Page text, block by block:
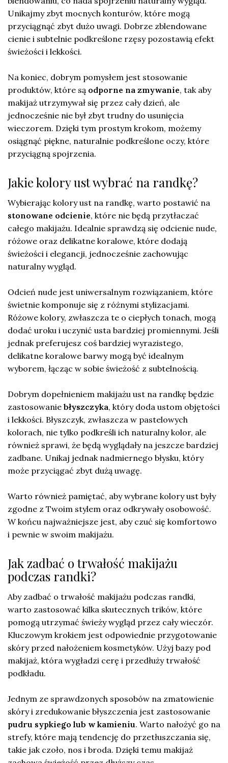
Unikajmy zbyt mocnych konturów, które mogą
przyciągnąć zbyt dużo uwagi. Dobrze zblendowane
cienie i subtelnie podkreślone rzęsy pozostawią efekt
świeżości i lekkości.
Na koniec, dobrym pomysłem jest stosowanie
produktów, które są odporne na zmywanie, tak aby
makijaż utrzymywał się przez cały dzień, ale
jednocześnie nie był zbyt trudny do usunięcia
wieczorem. Dzięki tym prostym krokom, możemy
osiągnąć piękne, naturalnie podkreślone oczy, które
przyciągną spojrzenia.
Jakie kolory ust wybrać na randkę?
Wybierając kolory ust na randkę, warto postawić na
stonowane odcienie, które nie będą przytłaczać
całego makijażu. Idealnie sprawdzą się odcienie nude,
różowe oraz delikatne koralowe, które dodają
świeżości i elegancji, jednocześnie zachowując
naturalny wygląd.
Odcień nude jest uniwersalnym rozwiązaniem, które
świetnie komponuje się z różnymi stylizacjami.
Różowe kolory, zwłaszcza te o ciepłych tonach, mogą
dodać uroku i uczynić usta bardziej promiennymi. Jeśli
jednak preferujesz coś bardziej wyrazistego,
delikatne koralowe barwy mogą być idealnym
wyborem, łącząc w sobie świeżość z subtelnością.
Dobrym dopełnieniem makijażu ust na randkę będzie
zastosowanie błyszczyka, który doda ustom objętości
i lekkości. Błyszczyk, zwłaszcza w pastelowych
kolorach, nie tylko podkreśli ich naturalny kolor, ale
również sprawi, że będą wyglądały na jeszcze bardziej
zadbane. Unikaj jednak nadmiernego błysku, który
może przyciągać zbyt dużą uwagę.
Warto również pamiętać, aby wybrane kolory ust były
zgodne z Twoim stylem oraz odkrywały osobowość.
W końcu najważniejsze jest, aby czuć się komfortowo
i pewnie w swoim makijażu.
Jak zadbać o trwałość makijażu
podczas randki?
Aby zadbać o trwałość makijażu podczas randki,
warto zastosować kilka skutecznych trików, które
pomogą utrzymać świeży wygląd przez cały wieczór.
Kluczowym krokiem jest odpowiednie przygotowanie
skóry przed nałożeniem kosmetyków. Użyj bazy pod
makijaż, która wygładzi cerę i przedłuży trwałość
podkładu.
Jednym ze sprawdzonych sposobów na zmatowienie
skóry i zredukowanie błyszczenia jest zastosowanie
pudru sypkiego lub w kamieniu. Warto nałożyć go na
strefy, które mają tendencję do przetłuszczania się,
takie jak czoło, nos i broda. Dzięki temu makijaż